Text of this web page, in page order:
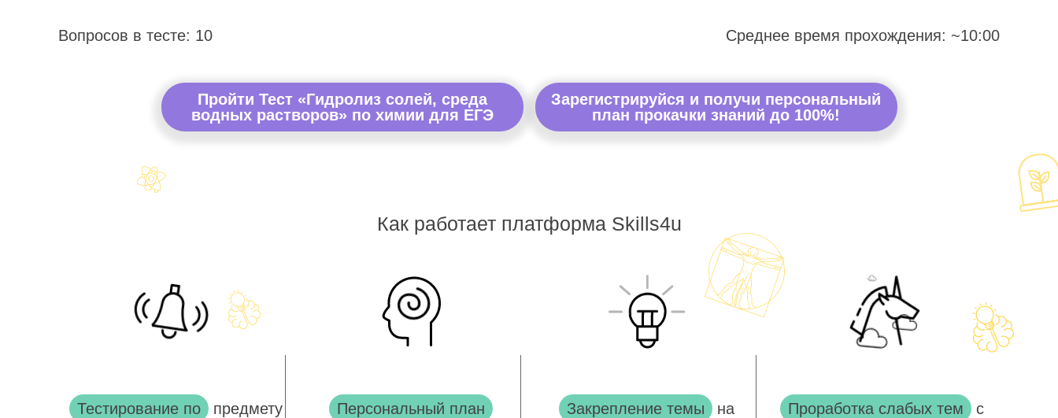
Вопросов в тесте: 10 Среднее время прохождения: ~10:00
Пройти Тест «Гидролиз солей, среда
водных растворов» по химии для ЕГЭ
Зарегистрируйся и получи персональный
план прокачки знаний до 100%!
Как работает платформа Skills4u
Тестирование по предмету
Персональный план
Закрепление темы на
Проработка слабых тем
с